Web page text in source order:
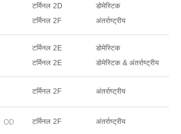
टर्मिनल 2D
टर्मिनल 2F
डोमेस्टिक
अंतर्राष्ट्रीय
टर्मिनल 2E
टर्मिनल 2E
डोमेस्टिक
डोमेस्टिक & अंतर्राष्ट्रीय
टर्मिनल 2F अंतर्राष्ट्रीय
OD टर्मिनल 2F अंतर्राष्ट्रीय